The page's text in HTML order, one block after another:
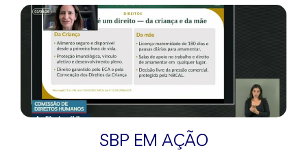
SBP EM AÇÃO